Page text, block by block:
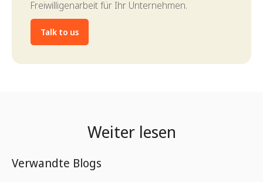
Freiwilligenarbeit für Ihr Unternehmen.
Talk to us
Weiter lesen
Verwandte Blogs